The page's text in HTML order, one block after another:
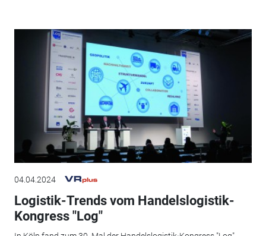
04.04.2024
Logistik-Trends vom Handelslogistik-
Kongress "Log"